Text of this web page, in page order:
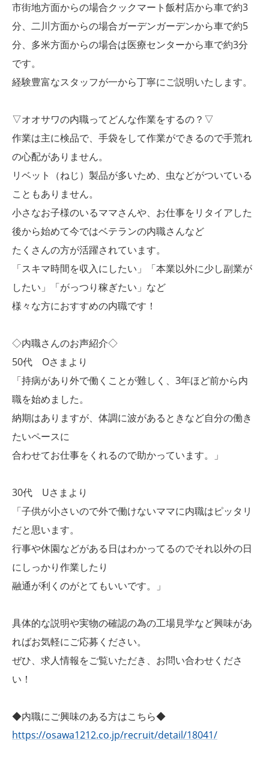
市街地方面からの場合クックマート飯村店から車で約3
分、二川方面からの場合ガーデンガーデンから車で約5
分、多米方面からの場合は医療センターから車で約3分
です。
経験豊富なスタッフが一から丁寧にご説明いたします。
▽オオサワの内職ってどんな作業をするの？▽
作業は主に検品で、手袋をして作業ができるので手荒れ
の心配がありません。
リベット（ねじ）製品が多いため、虫などがついている
こともありません。
小さなお子様のいるママさんや、お仕事をリタイアした
後から始めて今ではベテランの内職さんなど
たくさんの方が活躍されています。
「スキマ時間を収入にしたい」「本業以外に少し副業が
したい」「がっつり稼ぎたい」など
様々な方におすすめの内職です！
◇内職さんのお声紹介◇
50代 Oさまより
「持病があり外で働くことが難しく、3年ほど前から内
職を始めました。
納期はありますが、体調に波があるときなど自分の働き
たいペースに
合わせてお仕事をくれるので助かっています。」
30代 Uさまより
「子供が小さいので外で働けないママに内職はピッタリ
だと思います。
行事や休園などがある日はわかってるのでそれ以外の日
にしっかり作業したり
融通が利くのがとてもいいです。」
具体的な説明や実物の確認の為の工場見学など興味があ
ればお気軽にご応募ください。
ぜひ、求人情報をご覧いただき、お問い合わせくださ
い！
◆内職にご興味のある方はこちら◆
https://osawa1212.co.jp/recruit/detail/18041/